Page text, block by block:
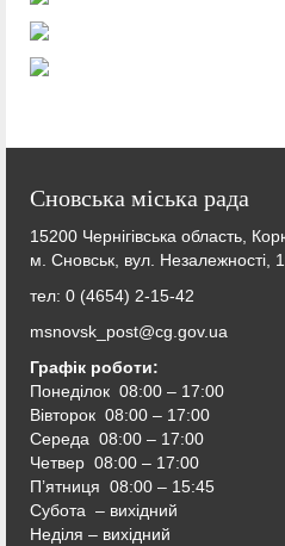
Сновська міська рада
15200 Чернігівська область,
м. Сновськ, вул. Незалежності,
тел: 0 (4654) 2-15-42
msnovsk_post@cg.gov.ua
Графік роботи:
Понеділок 08:00 – 17:00
Вівторок 08:00 – 17:00
Середа 08:00 – 17:00
Четвер 08:00 – 17:00
П’ятниця 08:00 – 15:45
Субота – вихідний
Неділя – вихідний